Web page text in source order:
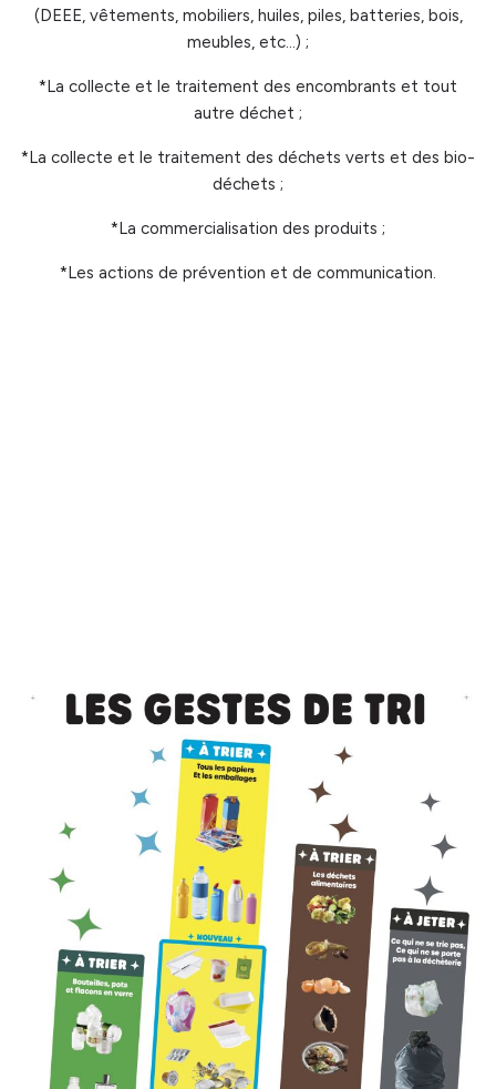
(DEEE, vêtements, mobiliers, huiles, piles, batteries, bois,
meubles, etc…) ;
*La collecte et le traitement des encombrants et tout
autre déchet ;
*La collecte et le traitement des déchets verts et des bio-
déchets ;
*La commercialisation des produits ;
*Les actions de prévention et de communication.